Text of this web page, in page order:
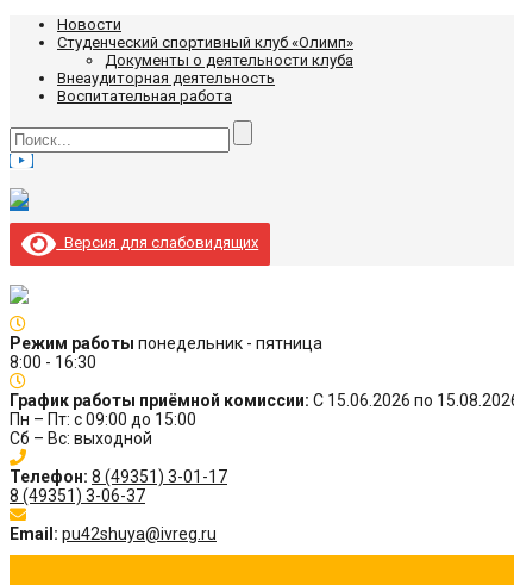
Новости
Студенческий спортивный клуб «Олимп»
Документы о деятельности клуба
Внеаудиторная деятельность
Воспитательная работа
Версия для слабовидящих
Режим работы понедельник - пятница
8:00 - 16:30
График работы приёмной комиссии: С 15.06.2026 по
Пн – Пт: с 09:00 до 15:00
Сб – Вс: выходной
Телефон: 8 (49351) 3-01-17
8 (49351) 3-06-37
Email: pu42shuya@ivreg.ru